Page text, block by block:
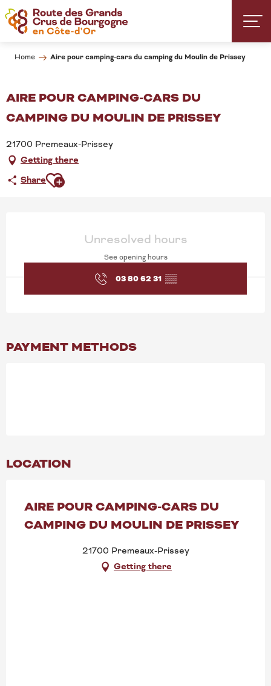
Aller
au
contenu
Home Aire pour camping-cars du camping du Moulin de Prissey
AIRE POUR CAMPING-CARS DU
CAMPING DU MOULIN DE PRISSEY
21700 Premeaux-Prissey
Getting there
ShareAjouter aux favoris
OPENING HOURS &
Unresolved hours
See opening hours
03 80 62 31 ▒▒
PAYMENT METHODS
LOCATION
AIRE POUR CAMPING-CARS DU
CAMPING DU MOULIN DE PRISSEY
21700 Premeaux-Prissey
Getting there